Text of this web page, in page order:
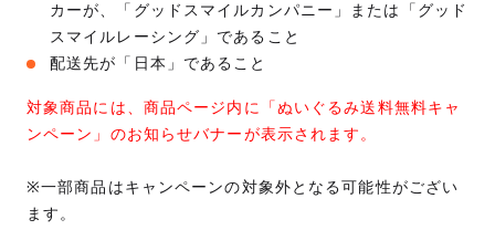
カーが、「グッドスマイルカンパニー」または「グッド
スマイルレーシング」であること
配送先が「日本」であること
対象商品には、商品ページ内に「ぬいぐるみ送料無料キャ
ンペーン」のお知らせバナーが表示されます。
※一部商品はキャンペーンの対象外となる可能性がござい
ます。